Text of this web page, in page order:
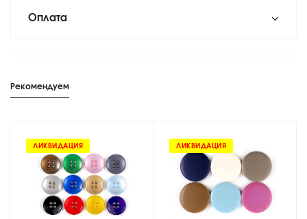
Оплата
Рекомендуем
ЛИКВИДАЦИЯ ЛИКВИДАЦИЯ